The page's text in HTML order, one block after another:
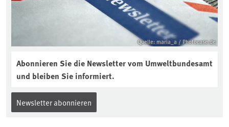
Quelle: maria_a / Photocase.de
Abonnieren Sie die Newsletter vom Umweltbundesamt
und bleiben Sie informiert.
Newsletter abonnieren